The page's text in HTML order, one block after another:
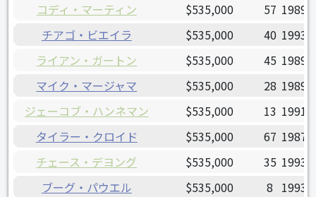
コディ・マーティン
$535,000 57 1989/
チアゴ・ビエイラ
$535,000 40 1993/
ライアン・ガートン
$535,000 45 1989/
マイク・マージャマ
$535,000 28 1989/
ジェーコブ・ハンネマン
$535,000 13 1991/
タイラー・クロイド
$535,000 67 1987/
チェース・デヨング
$535,000 35 1993/
ブーグ・パウエル
$535,000 8 1993/